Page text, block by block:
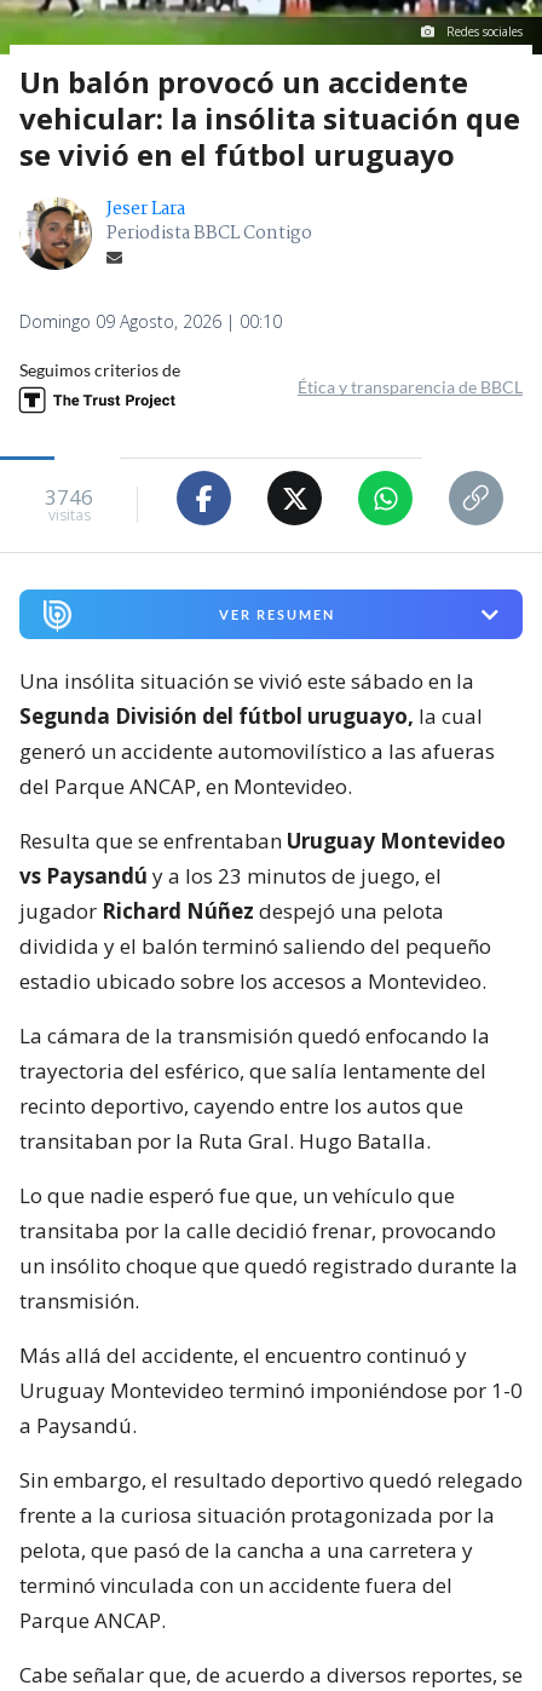
Redes sociales
Un balón provocó un accidente
vehicular: la insólita situación que
se vivió en el fútbol uruguayo
Jeser Lara
Periodista BBCL Contigo
Domingo 09 Agosto, 2026 | 00:10
Seguimos criterios de
Ética y transparencia de BBCL
3746
visitas
VER RESUMEN
Una insólita situación se vivió este sábado en la
Segunda División del fútbol uruguayo, la cual
generó un accidente automovilístico a las afueras
del Parque ANCAP, en Montevideo.
Resulta que se enfrentaban Uruguay Montevideo
vs Paysandú y a los 23 minutos de juego, el
jugador Richard Núñez despejó una pelota
dividida y el balón terminó saliendo del pequeño
estadio ubicado sobre los accesos a Montevideo.
La cámara de la transmisión quedó enfocando la
trayectoria del esférico, que salía lentamente del
recinto deportivo, cayendo entre los autos que
transitaban por la Ruta Gral. Hugo Batalla.
Lo que nadie esperó fue que, un vehículo que
transitaba por la calle decidió frenar, provocando
un insólito choque que quedó registrado durante la
transmisión.
Más allá del accidente, el encuentro continuó y
Uruguay Montevideo terminó imponiéndose por 1-0
a Paysandú.
Sin embargo, el resultado deportivo quedó relegado
frente a la curiosa situación protagonizada por la
pelota, que pasó de la cancha a una carretera y
terminó vinculada con un accidente fuera del
Parque ANCAP.
Cabe señalar que, de acuerdo a diversos reportes, se